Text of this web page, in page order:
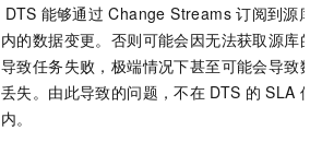
DTS 能够通过 Change Streams 订阅到源库
内的数据变更。否则可能会因无法获取源库的
导致任务失败，极端情况下甚至可能会导致数
丢失。由此导致的问题，不在 DTS 的 SLA 保
内。